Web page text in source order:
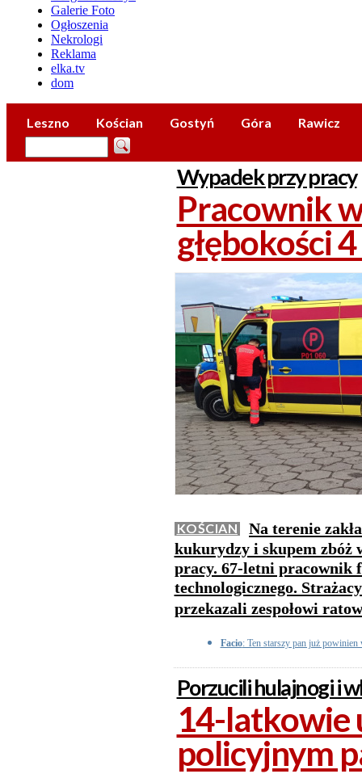
Galerie Foto
Ogłoszenia
Nekrologi
Reklama
elka.tv
dom
Leszno Kościan Gostyń Góra Rawicz
Wypadek przy pracy
Pracownik
głębokości
KOŚCIAN
Na terenie
kukurydzy i skupem zbóż
pracy. 67-letni pracownik
technologicznego.
przekazali zespołowi
Facio: Ten starszy pan już powinien
Porzucili hulajnogi i
14-latkowie
policyjnym